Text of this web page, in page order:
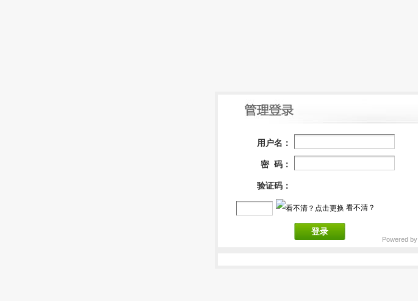
用户名：
密 码：
验证码：
看不清？
登录
Powered by